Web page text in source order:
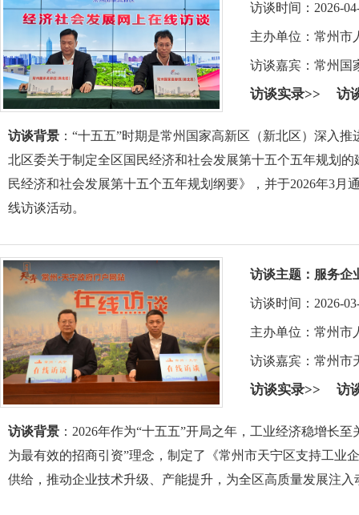
访谈时间：2026-
主办单位：常州市
访谈嘉宾： 常州国
访谈实录>> 访
访谈背景 ：“十五五”时期是常州国家高新区（新北区）深入
北区委关于制定全区国民经济和社会发展第十五个五年规划
民经济和社会发展第十五个五年规划纲要》，并于2026年3
线访谈活动。
访谈主题： 服务企
访谈时间：2026-
主办单位：常州市
访谈嘉宾： 常州市
访谈实录>> 访
访谈背景 ：2026年作为“十五五”开局之年，工业经济稳增长
为最有效的招商引资”理念，制定了《常州市天宁区支持工业
供给，推动企业技术升级、产能提升，为全区高质量发展注